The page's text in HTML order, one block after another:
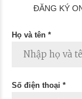
ĐĂNG KÝ
Họ và tên *
Số điện thoại *